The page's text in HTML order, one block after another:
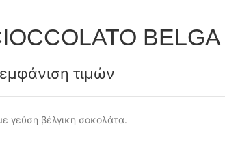
τιμών
γεύση βέλγικη σοκολάτα.